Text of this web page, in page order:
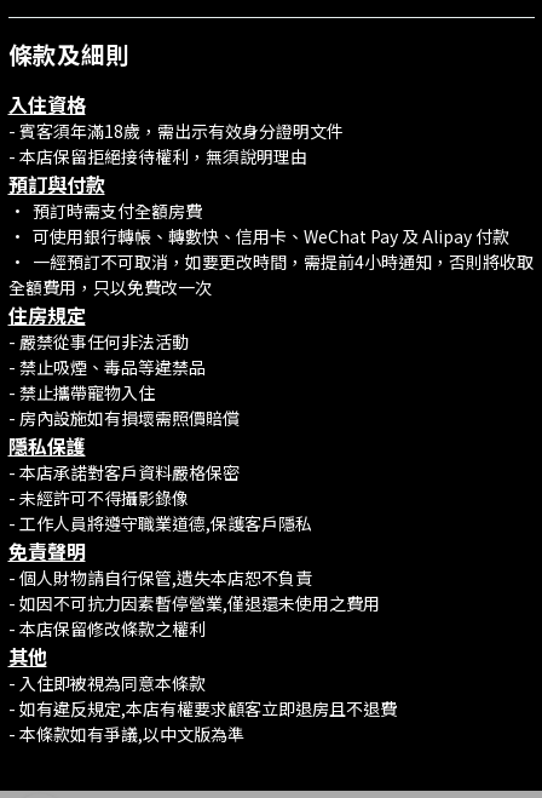
條款及細則
入住資格
- 賓客須年滿18歲，需出示有效身分證明文件
- 本店保留拒絕接待權利，無須說明理由
預訂與付款
•⁠ ⁠預訂時需支付全額房費
•⁠ ⁠可使用銀行轉帳、轉數快、信用卡、WeChat Pay 及 Alipay 付款
•⁠ ⁠一經預訂不可取消，如要更改時間，需提前4小時通知，否則將收取
全額費用，只以免費改一次
住房規定
- 嚴禁從事任何非法活動
- 禁止吸煙、毒品等違禁品
- 禁止攜帶寵物入住
- 房內設施如有損壞需照價賠償
隱私保護
- 本店承諾對客戶資料嚴格保密
- 未經許可不得攝影錄像
- 工作人員將遵守職業道德,保護客戶隱私
免責聲明
- 個人財物請自行保管,遺失本店恕不負責
- 如因不可抗力因素暫停營業,僅退還未使用之費用
- 本店保留修改條款之權利
其他
- 入住即被視為同意本條款
- 如有違反規定,本店有權要求顧客立即退房且不退費
- 本條款如有爭議,以中文版為準